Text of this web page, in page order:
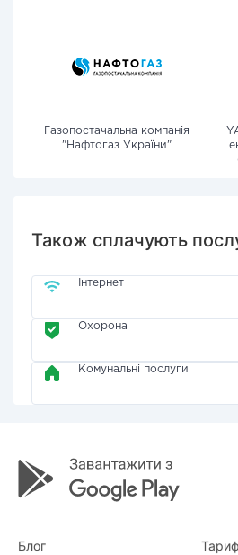
Газопостачальна компанія
"Нафтогаз України"
Також сплачують
Інтернет
Охорона
Комунальні послуги
Блог